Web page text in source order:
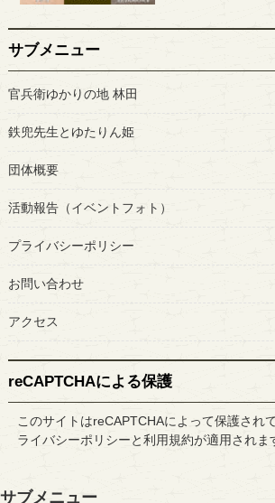
サブメニュー
官兵衛ゆかりの地 林田
鉄兜先生とゆたりん姫
団体概要
活動報告（イベントフォト）
プライバシーポリシー
お問い合わせ
アクセス
reCAPTCHAによる保護
このサイトはreCAPTCHAによって保護され
ライバシーポリシーと利用規約が適用されま
サブメニュー